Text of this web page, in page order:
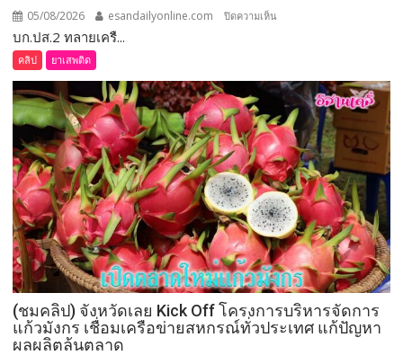
ตั้ง
ภายใน 60 วัน
05/08/2026 esandailyonline.com ปิดความเห็น
บก.ปส.2
ทลาย
เครือ
ข่าย
ยา
เสพ
ติด
“Dark
Farm
888”
ยึด
ทรัพย์
กว่า
บก.ปส.2 ทลายเครื...
คลิป ยาเสพติด
(ชมคลิป) จังหวัดเลย Kick Off โครงการบริหารจัดการ
แก้วมังกร เชื่อมเครือข่ายสหกรณ์ทั่วประเทศ แก้ปัญหา
ผลผลิตล้นตลาด